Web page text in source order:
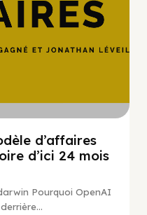
d’affaires
d’ici 24 mois
Pourquoi OpenAI